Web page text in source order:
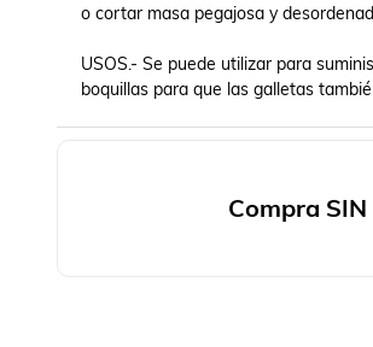
o cortar masa pegajosa y
USOS.- Se puede utilizar para
boquillas para que las galletas
Compra SIN